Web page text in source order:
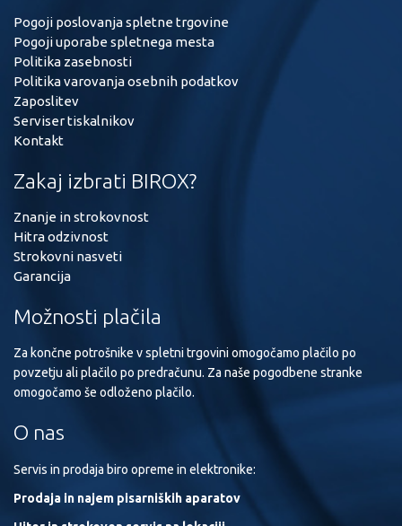
Pogoji poslovanja spletne trgovine
Pogoji uporabe spletnega mesta
Politika zasebnosti
Politika varovanja osebnih podatkov
Zaposlitev
Serviser tiskalnikov
Kontakt
Zakaj izbrati BIROX?
Znanje in strokovnost
Hitra odzivnost
Strokovni nasveti
Garancija
Možnosti plačila
Za končne potrošnike v spletni trgovini omogočamo plačilo po
povzetju ali plačilo po predračunu. Za naše pogodbene stranke
omogočamo še odloženo plačilo.
O nas
Servis in prodaja biro opreme in elektronike:
Prodaja in najem pisarniških aparatov